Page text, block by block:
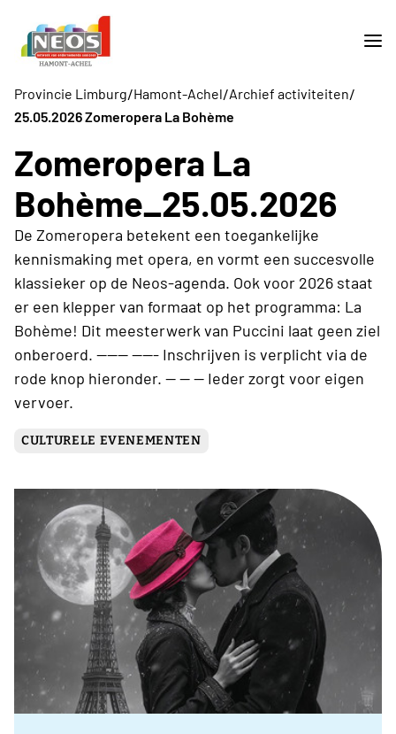
Provincie Limburg/Hamont-Achel/Archief activiteiten/
25.05.2026 Zomeropera La Bohème
Zomeropera La
Bohème_25.05.2026
De Zomeropera betekent een toegankelijke
kennismaking met opera, en vormt een succesvolle
klassieker op de Neos-agenda. Ook voor 2026 staat
er een klepper van formaat op het programma: La
Bohème! Dit meesterwerk van Puccini laat geen ziel
onberoerd. ------ ----- Inschrijven is verplicht via de
rode knop hieronder. -- -- -- Ieder zorgt voor eigen
vervoer.
CULTURELE EVENEMENTEN